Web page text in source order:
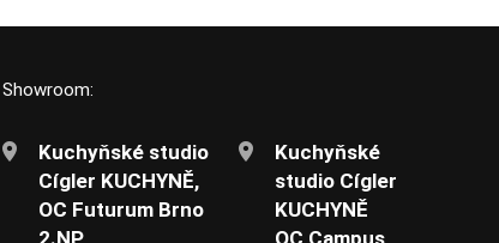
Showroom:
Kuchyňské studio
Cígler KUCHYNĚ,
OC Futurum Brno
2.NP,
Kuchyňské
studio Cígler
KUCHYNĚ
OC Campus